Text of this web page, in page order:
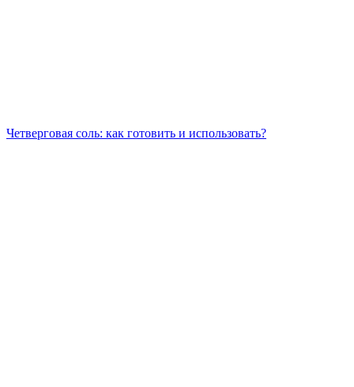
Четверговая соль: как готовить и использовать?